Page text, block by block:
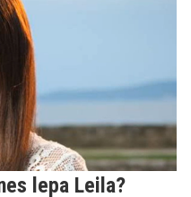
pustil žalujočo družino
lepa Leila?